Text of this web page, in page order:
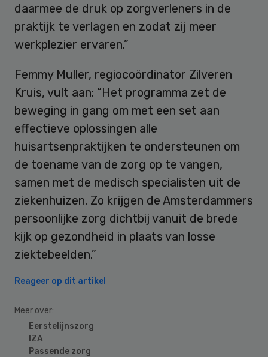
daarmee de druk op zorgverleners in de
praktijk te verlagen en zodat zij meer
werkplezier ervaren.”
Femmy Muller, regiocoördinator Zilveren
Kruis, vult aan: “Het programma zet de
beweging in gang om met een set aan
effectieve oplossingen alle
huisartsenpraktijken te ondersteunen om
de toename van de zorg op te vangen,
samen met de medisch specialisten uit de
ziekenhuizen. Zo krijgen de Amsterdammers
persoonlijke zorg dichtbij vanuit de brede
kijk op gezondheid in plaats van losse
ziektebeelden.”
Reageer op dit artikel
Meer over:
Eerstelijnszorg
IZA
Passende zorg